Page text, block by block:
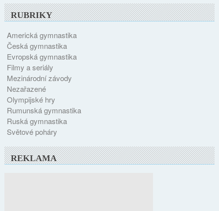
RUBRIKY
Americká gymnastika
Česká gymnastika
Evropská gymnastika
Filmy a seriály
Mezinárodní závody
Nezařazené
Olympijské hry
Rumunská gymnastika
Ruská gymnastika
Světové poháry
REKLAMA